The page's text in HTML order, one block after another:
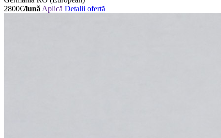
2800€/lună Aplică Detalii ofertă